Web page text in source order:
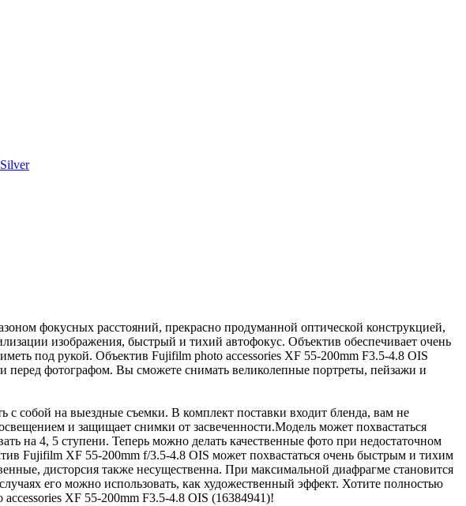
фокусных расстояний, прекрасно продуманной оптической конструкцией,
изображения, быстрый и тихий автофокус. Объектив обеспечивает очень
под рукой. Объектив Fujifilm photo accessories XF 55-200mm F3.5-4.8 OIS
фотографом. Вы сможете снимать великолепные портреты, пейзажи и
с собой на выездные съемки. В комплект поставки входит бленда, вам не
и защищает снимки от засвеченности.Модель может похвастаться
на 4, 5 ступени. Теперь можно делать качественные фото при недостаточном
Fujifilm XF 55-200mm f/3.5-4.8 OIS может похвастаться очень быстрым и тихим
дисторсия также несущественна. При максимальной диафрагме становится
его можно использовать, как художественный эффект. Хотите полностью
XF 55-200mm F3.5-4.8 OIS (16384941)!